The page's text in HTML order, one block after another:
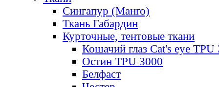
Сингапур (Манго)
Ткань Габардин
Курточные, тентовые ткани
Кошачий глаз Cat's eye TPU
Остин TPU 3000
Белфаст